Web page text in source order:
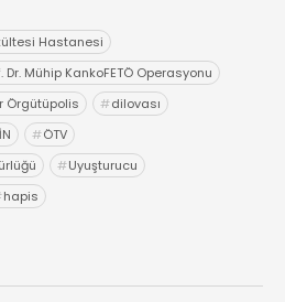
Hastanesi
Mühip KankoFETÖ Operasyonu
Örgütüpolis #dilovası
#ÖTV
#Uyuşturucu
hapis